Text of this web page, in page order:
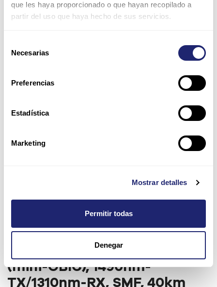
que les haya proporcionado o que hayan recopilado a
partir del uso que haya hecho de sus servicios.
Necesarias
Preferencias
Estadística
Marketing
Mostrar detalles
Permitir todas
Denegar
Arpers 1000Base-BX40-D SFP (mini-GBIC),
1490nm-TX/1310nm-RX, SMF, 40km compatible
Arpers 1000Base-BX40-D SFP
(mini-GBIC), 1490nm-
TX/1310nm-RX, SMF, 40km